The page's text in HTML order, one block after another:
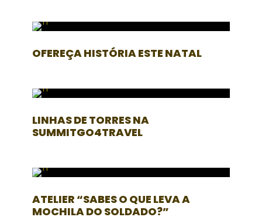
OFEREÇA HISTÓRIA ESTE NATAL
LINHAS DE TORRES NA
SUMMITGO4TRAVEL
ATELIER “SABES O QUE LEVA A
MOCHILA DO SOLDADO?”